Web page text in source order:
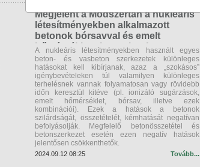
Megjelent a Módszertan a nukleáris
létesítményekben alkalmazott
betonok bórsavval és emelt
hőmérséklettel szembeni
ellenállásának vizsgálatára című
építésügyi műszaki irányelv
A nukleáris létesítményekben használt egyes
beton- és vasbeton szerkezetek különleges
hatásokat kell kibírjanak, azaz a „szokásos”
igénybevételeken túl valamilyen különleges
terhelésnek vannak folyamatosan vagy rövidebb
időn keresztül kitéve (pl. ionizáló sugárzások,
emelt hőmérséklet, bórsav, illetve ezek
kombinációi). Ezek a hatások a betonok
szilárdságát, összetételét, kémhatását negatívan
befolyásolják. Megfelelő betonösszetétel és
betonszerkezet esetén ezen negatív hatások
jelentősen csökkenthetők.
2024.09.12 08:25 Tovább...